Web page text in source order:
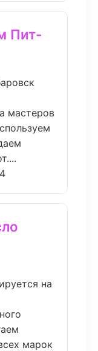
Пит-
мастеров
на
марок